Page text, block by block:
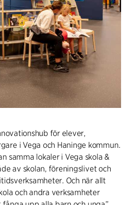
för elever,
i Vega och Haninge kommun.
samma lokaler i Vega skola &
av skolan, föreningslivet och
Och när allt
och andra verksamheter